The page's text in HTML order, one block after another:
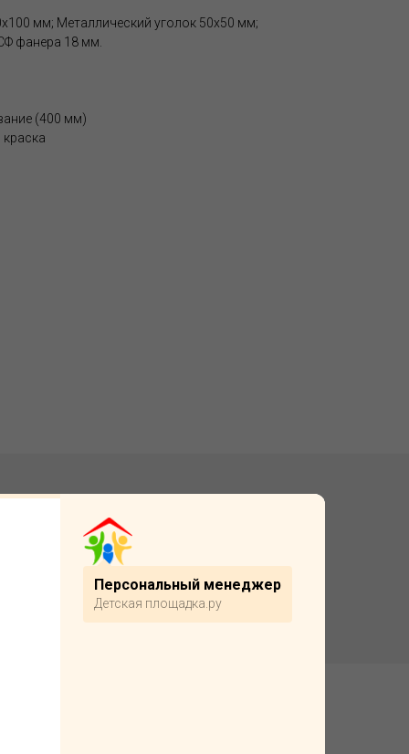
Персональный менеджер
Детская площадка.ру
мм; Металлический уголок 50х50 мм;
фанера 18 мм.
(400 мм)
Подробнее